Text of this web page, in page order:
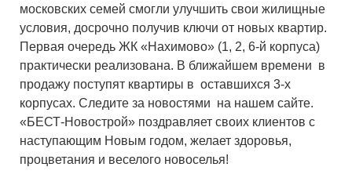
московских семей смогли улучшить свои жилищные
условия, досрочно получив ключи от новых квартир.
Первая очередь ЖК «Нахимово» (1, 2, 6-й корпуса)
практически реализована. В ближайшем времени в
продажу поступят квартиры в оставшихся 3-х
корпусах. Следите за новостями на нашем сайте.
«БЕСТ-Новострой» поздравляет своих клиентов с
наступающим Новым годом, желает здоровья,
процветания и веселого новоселья!